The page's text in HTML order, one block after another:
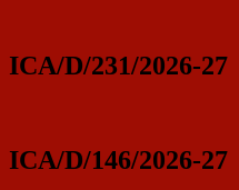
ICA/D/231/2026-27
ICA/D/146/2026-27